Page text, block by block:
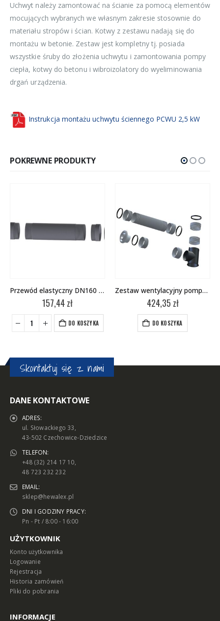
Uchwyt należy zamontować na ścianie za pomocą elementów
mocujących wybranych we własnym zakresie stosownie do
materiału stropów i ścian. Kotwy z zestawu nadają się do
montażu w betonie. Zestaw jest kompletny tj. posiada
wszystkie śruby do złożenia uchwytu i zamontowania pompy
ciepła, kotwy do betonu i wibroizolatory do wyeliminowania
drgań urządzenia.
Instrukcja montażu uchwytu ściennego PCWU 2,5 kW
POKREWNE PRODUKTY
Przewód elastyczny DN160 dł. 5m
157,44zł
DO KOSZYKA
Zestaw wentylacyjny pompy ciepła
424,35 zł
DO KOSZYKA
Skontaktuj się z nami
DANE KONTAKTOWE
ADRES:
ul. Słowackiego 33,
43-502 Czechowice-Dziedzice
TELEFON:
+48 (32) 214 17 10,
48 723 232 232
EMAIL:
sklep@hewalex.pl
DNI I GODZINY PRACY:
Pn - Pt / 8:00 - 16:00
UŻYTKOWNIK
Konto użytkownika
Logowanie
Rejestracja
Historia zamówień
Pliki do pobrania
INFORMACJE